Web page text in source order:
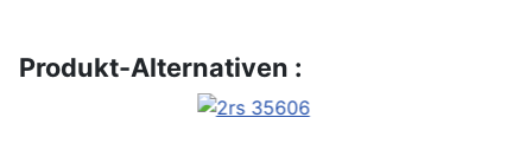
Produkt-Alternativen :